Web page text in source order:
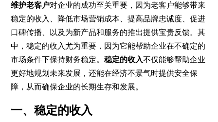
维护老客户对企业的成功至关重要，因为老客户能够带来
稳定的收入、降低市场营销成本、提高品牌忠诚度、促进
口碑传播、以及为新产品和服务的推出提供宝贵反馈。其
中，稳定的收入尤为重要，因为它能帮助企业在不确定的
市场条件下保持财务稳定。稳定的收入不仅能够帮助企业
更好地规划未来发展，还能在经济不景气时提供安全保
障，从而确保企业的长期生存和发展。
一、稳定的收入